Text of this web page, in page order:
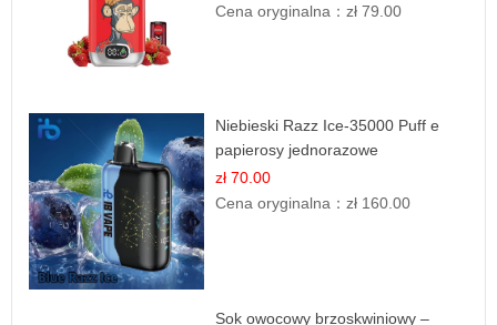
Cena oryginalna：zł 79.00
Niebieski Razz Ice-35000 Puff e
papierosy jednorazowe
zł 70.00
Cena oryginalna：zł 160.00
Sok owocowy brzoskwiniowy –